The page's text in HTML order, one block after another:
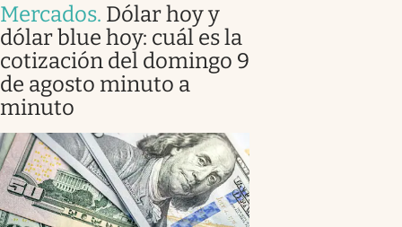
Mercados. Dólar hoy y
dólar blue hoy: cuál es la
cotización del domingo 9
de agosto minuto a
minuto